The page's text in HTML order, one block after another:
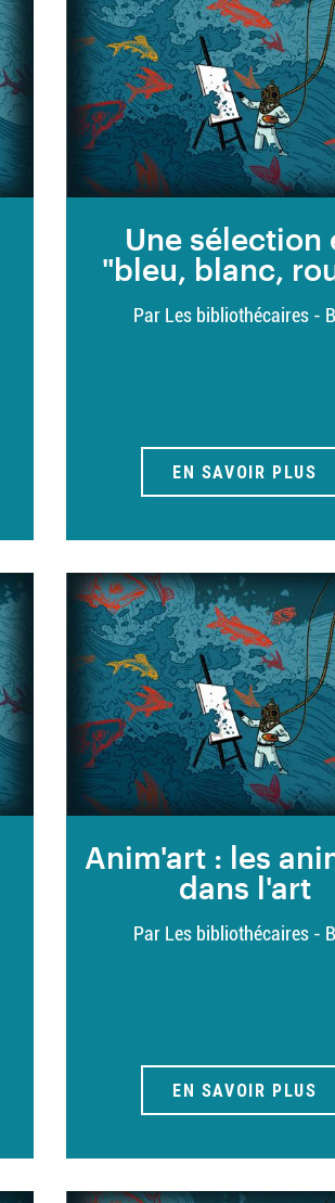
Une sélection
"bleu, blanc,
Par Les bibliothécaires -
EN SAVOIR PLUS
Anim'art : les
dans l'art
Par Les bibliothécaires -
EN SAVOIR PLUS